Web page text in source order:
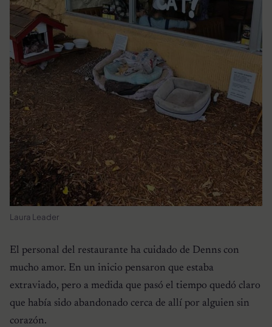
Laura Leader
El personal del restaurante ha cuidado de Denns con
mucho amor. En un inicio pensaron que estaba
extraviado, pero a medida que pasó el tiempo quedó claro
que había sido abandonado cerca de allí por alguien sin
corazón.